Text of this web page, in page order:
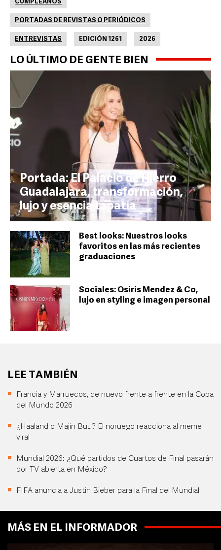
CUMPLEAÑOS
PORTADAS DE REVISTAS O PERIÓDICOS
ENTREVISTAS EDICIÓN 1261 2026
LO ÚLTIMO DE GENTE BIEN
Portada: El Palacio de Hierro
Guadalajara, transformación,
lujo y esencia tapatía
Best looks: Nuestros looks
favoritos en las más recientes
graduaciones
Sociales: Osiris Mendez & Co,
lujo en styling e imagen personal
LEE TAMBIÉN
Francia y Marruecos, de nuevo frente a frente en la Copa
del Mundo 2026
¿Haaland o Majin Buu? El noruego reacciona al meme
viral
Mundial 2026: ¿Qué partidos de Cuartos de Final pasarán
por TV abierta en México?
FIFA anuncia a Justin Bieber para la Final del Mundial
MÁS EN EL INFORMADOR